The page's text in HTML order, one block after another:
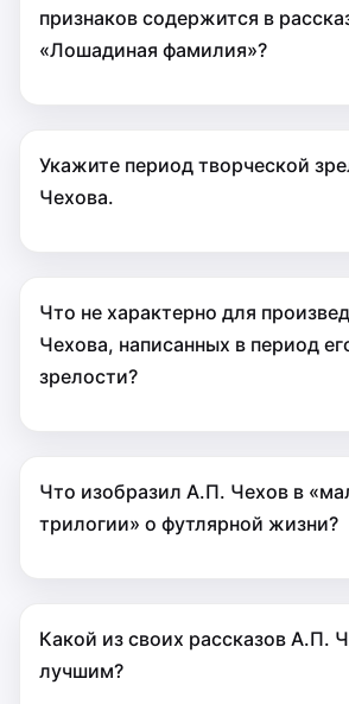
признаков содержится в
«Лошадиная фамилия»?
Укажите период творческой
Чехова.
Что не характерно для
Чехова, написанных в период
зрелости?
Что изобразил А.П. Чехов в
трилогии» о футлярной жизни?
Какой из своих рассказов А.П.
лучшим?